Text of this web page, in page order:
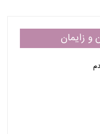
زایمان